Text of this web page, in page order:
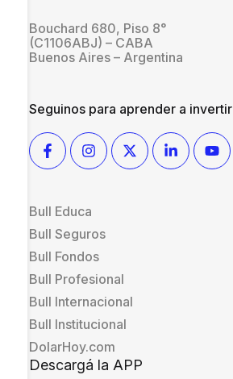
Bouchard 680, Piso 8°
(C1106ABJ) – CABA
Buenos Aires – Argentina
Seguinos para aprender a invertir
Bull Educa
Bull Seguros
Bull Fondos
Bull Profesional
Bull Internacional
Bull Institucional
DolarHoy.com
Descargá la APP